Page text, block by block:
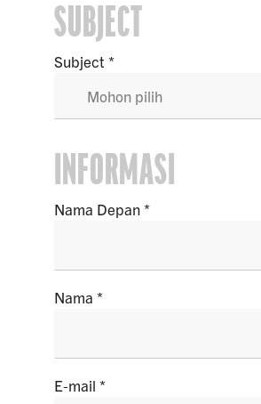
SUBJECT
Subject
INFORMASI
Nama Depan
Nama
E-mail